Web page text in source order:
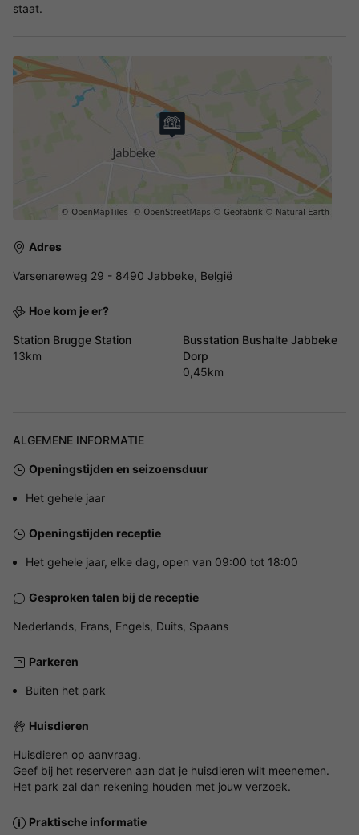
staat.
Adres
Varsenareweg 29 - 8490 Jabbeke, België
Hoe kom je er?
Station Brugge Station
13km
Busstation Bushalte Jabbeke
Dorp
0,45km
ALGEMENE INFORMATIE
Openingstijden en seizoensduur
Het gehele jaar
Openingstijden receptie
Het gehele jaar, elke dag, open van 09:00 tot 18:00
Gesproken talen bij de receptie
Nederlands, Frans, Engels, Duits, Spaans
Parkeren
Buiten het park
Huisdieren
Huisdieren op aanvraag.
Geef bij het reserveren aan dat je huisdieren wilt meenemen.
Het park zal dan rekening houden met jouw verzoek.
Praktische informatie